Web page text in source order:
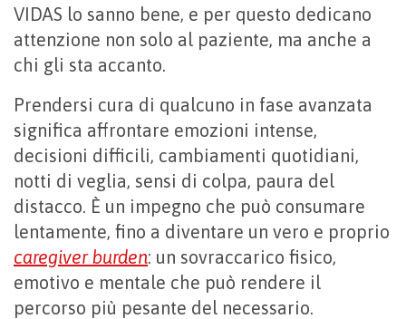
VIDAS lo sanno bene, e per questo dedicano
attenzione non solo al paziente, ma anche a
chi gli sta accanto.
Prendersi cura di qualcuno in fase avanzata
significa affrontare emozioni intense,
decisioni difficili, cambiamenti quotidiani,
notti di veglia, sensi di colpa, paura del
distacco. È un impegno che può consumare
lentamente, fino a diventare un vero e proprio
caregiver burden: un sovraccarico fisico,
emotivo e mentale che può rendere il
percorso più pesante del necessario.